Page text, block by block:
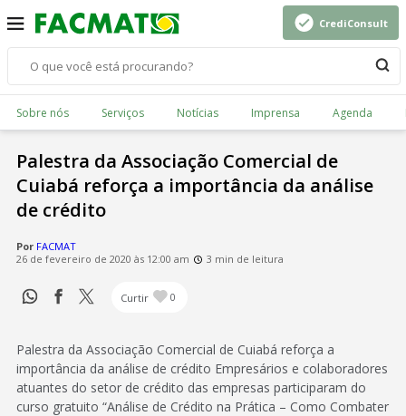
CrediConsult
Sobre nós Serviços Notícias Imprensa Agenda
Palestra da Associação Comercial de
Cuiabá reforça a importância da análise
de crédito
Por FACMAT
26 de fevereiro de 2020 às 12:00 am
3 min de leitura
Curtir 0
Palestra da Associação Comercial de Cuiabá reforça a
importância da análise de crédito Empresários e colaboradores
atuantes do setor de crédito das empresas participaram do
curso gratuito “Análise de Crédito na Prática – Como Combater